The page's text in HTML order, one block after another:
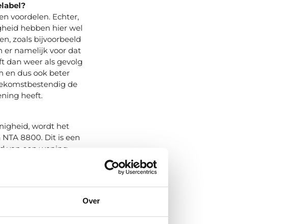
Over
voordelen. Echter,
hebben hier wel
zoals bijvoorbeeld
er namelijk voor dat
dan weer als gevolg
en dus ook beter
de
heeft.
wordt het
8800. Dit is een
van een woning.
het energielabel
een afspraak te